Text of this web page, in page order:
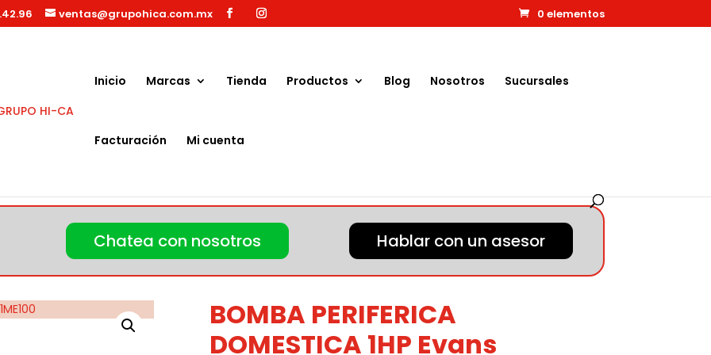
ventas@grupohica.com.mx 0 elementos
Inicio Marcas Tienda Productos Blog Nosotros Sucursales
Facturación Mi cuenta
Búsqueda
Chatea con nosotros Hablar con un asesor
BOMBA PERIFERICA
DOMESTICA 1HP Evans